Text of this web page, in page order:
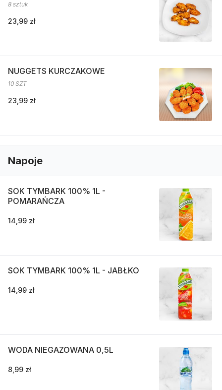
8 sztuk
23,99 zł
NUGGETS KURCZAKOWE
10 SZT
23,99 zł
Napoje
SOK TYMBARK 100% 1L -
POMARAŃCZA
14,99 zł
SOK TYMBARK 100% 1L - JABŁKO
14,99 zł
WODA NIEGAZOWANA 0,5L
8,99 zł